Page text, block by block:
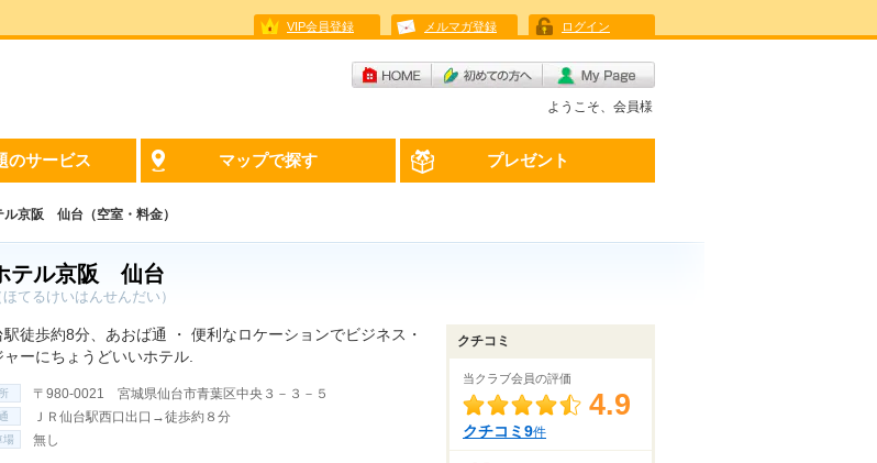
VIP会員登録 メルマガ登録 ログイン
ようこそ、会員様
のサービス マップで探す プレゼント
ル京阪 仙台（空室・料金）
テル京阪 仙台
ほてるけいはんせんだい）
駅徒歩約8分、あおば通 ・ 便利なロケーションでビジネス・
ャーにちょうどいいホテル.
〒980-0021 宮城県仙台市青葉区中央３－３－５
ＪＲ仙台駅西口出口→徒歩約８分
場 無し
クチコミ
当クラブ会員の評価
4.9
クチコミ9件